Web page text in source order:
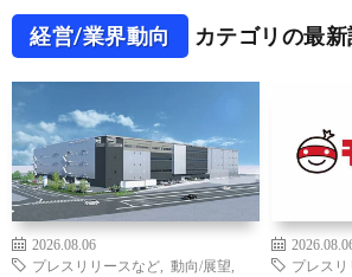
経営/業界動向 カテゴリの最
2026.08.06
プレスリリースなど
動向/展望
プレス